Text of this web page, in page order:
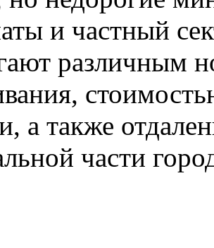
и частный
различным
а также
части